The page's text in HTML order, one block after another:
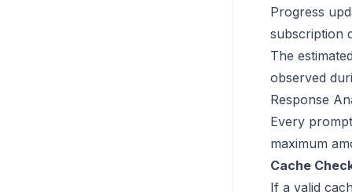
Progress
subscription
The
observed
Response
Every
maximum
Cache
If a valid